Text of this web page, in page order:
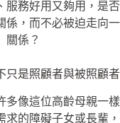
服務好用又夠用，是否
係，而不必被迫走向一
關係？
只是照顧者與被照顧者
多像這位高齡母親一樣
的障礙子女或長輩，